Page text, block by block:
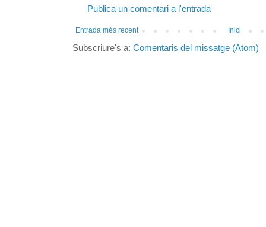
Publica un comentari a l'entrada
Entrada més recent Inici
Subscriure's a: Comentaris del missatge (Atom)